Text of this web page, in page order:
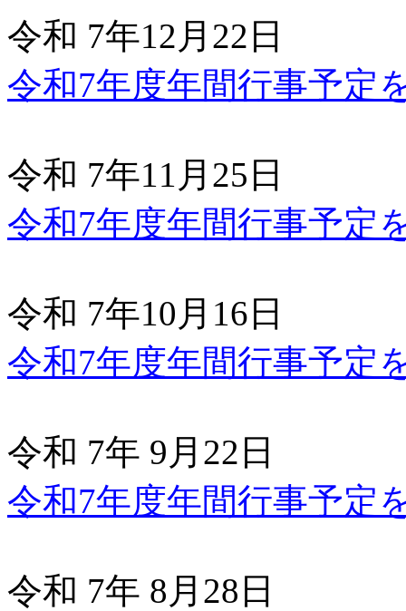
令和 7年12月22日
令和7年度年間行事予定
令和 7年11月25日
令和7年度年間行事予定
令和 7年10月16日
令和7年度年間行事予定
令和 7年 9月22日
令和7年度年間行事予定
令和 7年 8月28日